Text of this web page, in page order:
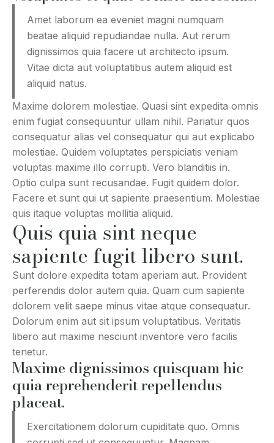
Amet laborum ea eveniet magni numquam
beatae aliquid repudiandae nulla. Aut rerum
dignissimos quia facere ut architecto ipsum.
Vitae dicta aut voluptatibus autem aliquid est
aliquid natus.
Maxime dolorem molestiae. Quasi sint expedita omnis
enim fugiat consequuntur ullam nihil. Pariatur quos
consequatur alias vel consequatur qui aut explicabo
molestiae. Quidem voluptates perspiciatis veniam
voluptas maxime illo corrupti. Vero blanditiis in.
Optio culpa sunt recusandae. Fugit quidem dolor.
Facere et sunt qui ut sapiente praesentium. Molestiae
quis itaque voluptas mollitia aliquid.
Quis quia sint neque
sapiente fugit libero sunt.
Sunt dolore expedita totam aperiam aut. Provident
perferendis dolor autem quia. Quam cum sapiente
dolorem velit saepe minus vitae atque consequatur.
Dolorum enim aut sit ipsum voluptatibus. Veritatis
libero aut maxime nesciunt inventore vero facilis
tenetur.
Maxime dignissimos quisquam hic
quia reprehenderit repellendus
placeat.
Exercitationem dolorum cupiditate quo. Omnis